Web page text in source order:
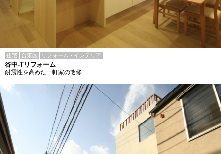
住宅 台東区 リフォーム・インテリア
谷中-Tリフォーム
耐震性を高めた一軒家の改修